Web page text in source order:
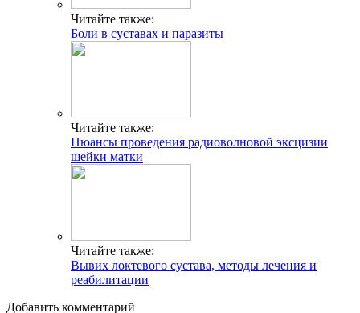
Читайте также:
Боли в суставах и паразиты
Читайте также:
Нюансы проведения радиоволновой эксцизии
шейки матки
Читайте также:
Вывих локтевого сустава, методы лечения и
реабилитации
Добавить комментарий